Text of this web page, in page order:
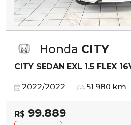
Honda CITY
CITY SEDAN EXL 1.5 FLEX
2022/2022 51.980 km
R$ 99.889